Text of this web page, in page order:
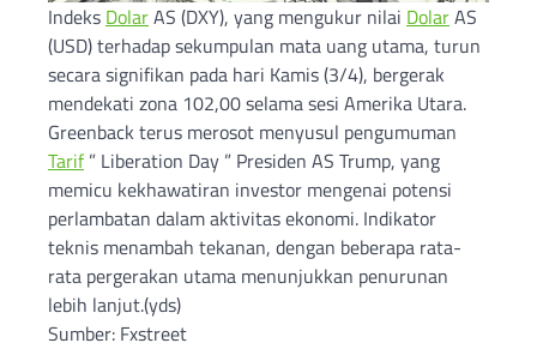
Indeks DolarAS (DXY), yang mengukur nilai DolarAS
(USD) terhadap sekumpulan mata uang utama, turun
secara signifikan pada hari Kamis (3/4), bergerak
mendekati zona 102,00 selama sesi Amerika Utara.
Greenback terus merosot menyusul pengumuman
Tarif” Liberation Day ” Presiden AS Trump, yang
memicu kekhawatiran investor mengenai potensi
perlambatan dalam aktivitas ekonomi. Indikator
teknis menambah tekanan, dengan beberapa rata-
rata pergerakan utama menunjukkan penurunan
lebih lanjut.(yds)
Sumber: Fxstreet